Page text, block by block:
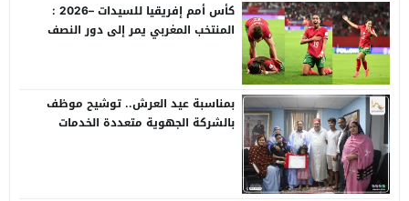
كأس أمم إفريقيا للسيدات –2026 :
المنتخب المغربي يمر إلى دور النصف
بمناسبة عيد العرش.. توشيح موظف
بالشركة الجهوية متعددة الخدمات